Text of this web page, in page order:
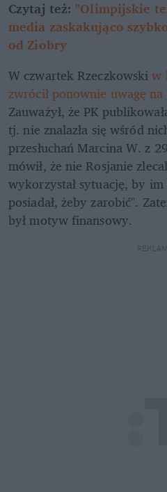
Czytaj też: "Olimpijskie
media zaskakująco
od Ziobry
W czwartek Rzeczkowski w
zwrócił ponownie uwagę
Zauważył, że PK
tj. nie znalazła się wśród
przesłuchań Marcina W. z
mówił, że nie Rosjanie
wykorzystał sytuację, by
posiadał, żeby zarobić".
był motyw finansowy.